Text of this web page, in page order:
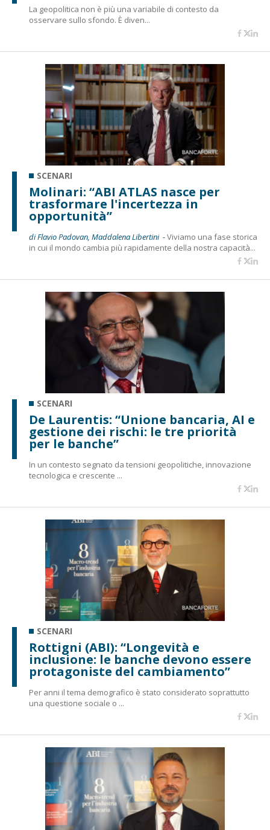
La geopolitica non è più una variabile di contesto da
osservare sullo sfondo. È diven...
SCENARI
Molinari: “ABI ATLAS nasce per
trasformare l'incertezza in
opportunità”
di Flavio Padovan, Maddalena Libertini -Viviamo una fase storica
in cui il mondo cambia più rapidamente della nostra capacità...
SCENARI
De Laurentis: “Unione bancaria, AI e
gestione dei rischi: le tre priorità
per le banche”
In un contesto segnato da tensioni geopolitiche, innovazione
tecnologica e crescente ...
SCENARI
Rottigni (ABI): “Longevità e
inclusione: le banche devono essere
protagoniste del cambiamento”
Per anni il tema demografico è stato considerato soprattutto
una questione sociale o ...